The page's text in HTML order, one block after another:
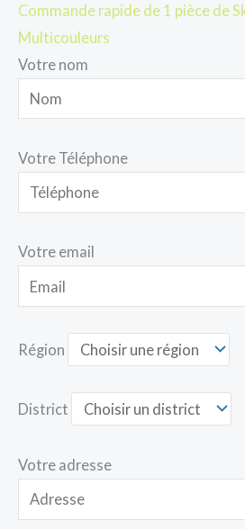
Commande rapide de 1 pièce de
Multicouleurs
Votre nom
Votre Téléphone
Votre email
Région
District
Votre adresse